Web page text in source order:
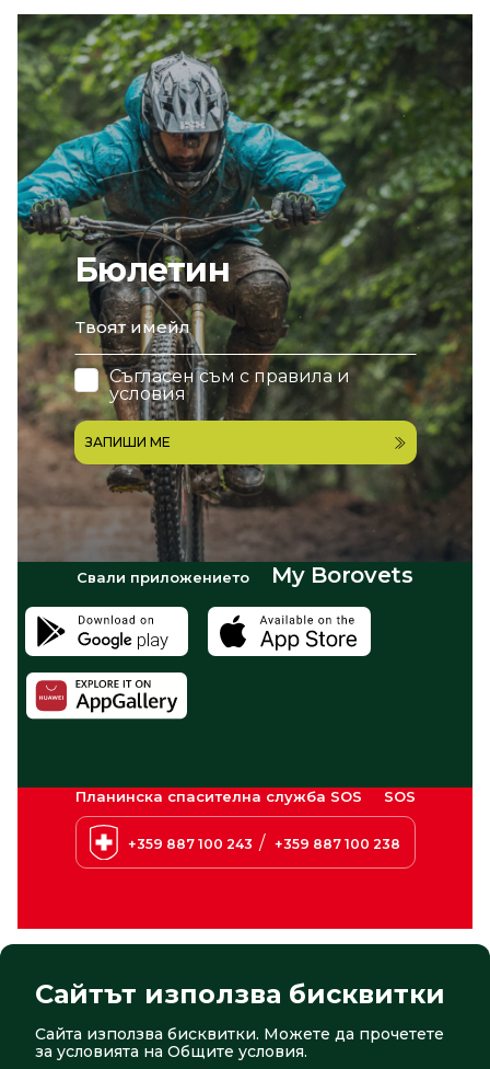
Бюлетин
email
Съгласен съм с правила и
условия
ЗАПИШИ МЕ
Свали приложението My Borovets
Планинска спасителна служба SOS SOS
+359 887 100 243 / +359 887 100 238
© 2026 Боровец. Всички права запазени Сайт от:СтудиоХ
Сайтът използва бисквитки
Сайта използва бисквитки. Можете да прочетете
за условията на Общите условия.